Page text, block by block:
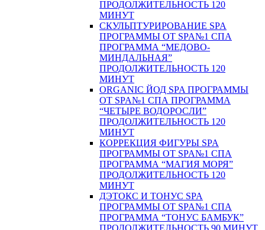
ПРОДОЛЖИТЕЛЬНОСТЬ 120
МИНУТ
СКУЛЬПТУРИРОВАНИЕ SPA
ПРОГРАММЫ ОТ SPA№1 СПА
ПРОГРАММА “МЕДОВО-
МИНДАЛЬНАЯ”
ПРОДОЛЖИТЕЛЬНОСТЬ 120
МИНУТ
ORGANIC ЙОД SPA ПРОГРАММЫ
ОТ SPA№1 СПА ПРОГРАММА
“ЧЕТЫРЕ ВОДОРОСЛИ”
ПРОДОЛЖИТЕЛЬНОСТЬ 120
МИНУТ
КОРРЕКЦИЯ ФИГУРЫ SPA
ПРОГРАММЫ ОТ SPA№1 СПА
ПРОГРАММА “МАГИЯ МОРЯ”
ПРОДОЛЖИТЕЛЬНОСТЬ 120
МИНУТ
ДЭТОКС И ТОНУС SPA
ПРОГРАММЫ ОТ SPA№1 СПА
ПРОГРАММА “ТОНУС БАМБУК”
ПРОДОЛЖИТЕЛЬНОСТЬ 90 МИНУТ